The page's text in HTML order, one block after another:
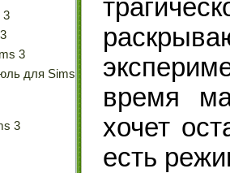
3
3
для Sims
3
время
хочет
есть